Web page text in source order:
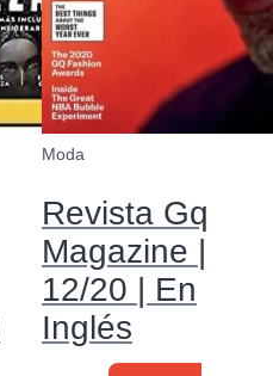
Moda
Revista Gq
Magazine |
12/20 | En
Inglés